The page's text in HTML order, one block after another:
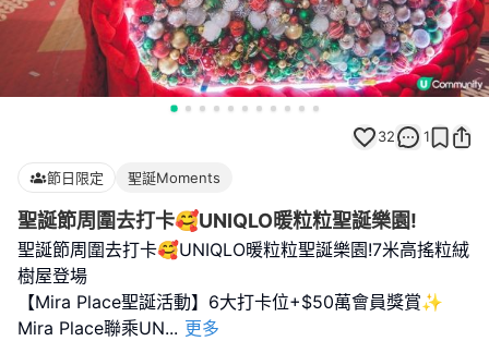
32 1
節日限定 聖誕Moments
聖誕節周圍去打卡🥰UNIQLO暖粒粒聖誕樂園!
聖誕節周圍去打卡🥰UNIQLO暖粒粒聖誕樂園!7米高搖粒絨
樹屋登場
【Mira Place聖誕活動】6大打卡位+$50萬會員獎賞✨
Mira Place聯乘UN... 更多